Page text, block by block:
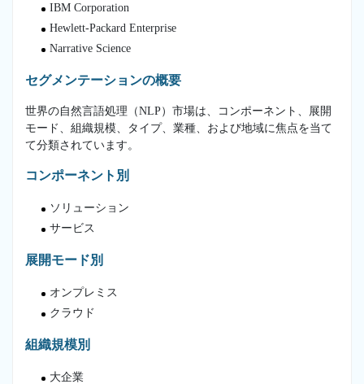
IBM Corporation
Hewlett-Packard Enterprise
Narrative Science
セグメンテーションの概要
世界の自然言語処理（NLP）市場は、コンポーネント、展開
モード、組織規模、タイプ、業種、および地域に焦点を当て
て分類されています。
コンポーネント別
ソリューション
サービス
展開モード別
オンプレミス
クラウド
組織規模別
大企業